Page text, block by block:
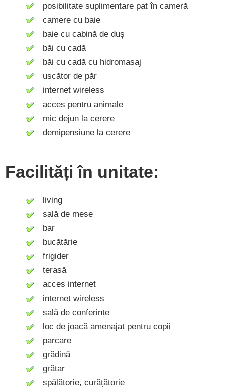
posibilitate suplimentare pat în cameră
camere cu baie
baie cu cabină de duș
băi cu cadă
băi cu cadă cu hidromasaj
uscător de păr
internet wireless
acces pentru animale
mic dejun la cerere
demipensiune la cerere
Facilități în unitate:
living
sală de mese
bar
bucătărie
frigider
terasă
acces internet
internet wireless
sală de conferințe
loc de joacă amenajat pentru copii
parcare
grădină
grătar
spălătorie, curățătorie